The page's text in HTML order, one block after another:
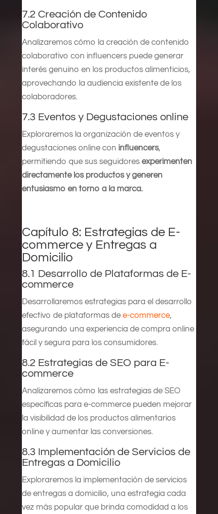
7.2 Creación de Contenido
Colaborativo
Analizaremos cómo la creación de contenido
colaborativo con influencers puede generar
interés genuino en los productos alimenticios,
aprovechando la audiencia existente de los
colaboradores.
7.3 Eventos y Degustaciones online
Exploraremos la organización de eventos y
degustaciones online con influencers,
permitiendo que sus seguidores experimenten
directamente los productos y generen
entusiasmo en torno a la marca.
Capítulo 8: Estrategias de E-
commerce y Entregas a
Domicilio
8.1 Desarrollo de Plataformas de E-
commerce
Desarrollaremos estrategias para el desarrollo
efectivo de plataformas de e-commerce,
asegurando una experiencia de compra online
fácil y segura para los consumidores.
8.2 Estrategias de SEO para E-
commerce
Analizaremos cómo las estrategias de SEO
específicas para e-commerce pueden mejorar
la visibilidad de los productos alimentarios
online y aumentar las conversiones.
8.3 Implementación de Servicios de
Entregas a Domicilio
Exploraremos la implementación de servicios
de entregas a domicilio, una estrategia cada
vez más popular que brinda comodidad a los